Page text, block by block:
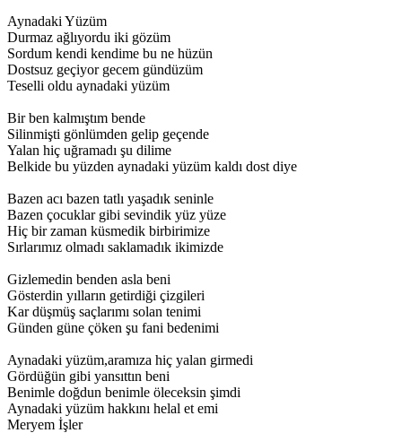
Aynadaki Yüzüm
Durmaz ağlıyordu iki gözüm
Sordum kendi kendime bu ne hüzün
Dostsuz geçiyor gecem gündüzüm
Teselli oldu aynadaki yüzüm
Bir ben kalmıştım bende
Silinmişti gönlümden gelip geçende
Yalan hiç uğramadı şu dilime
Belkide bu yüzden aynadaki yüzüm kaldı dost diye
Bazen acı bazen tatlı yaşadık seninle
Bazen çocuklar gibi sevindik yüz yüze
Hiç bir zaman küsmedik birbirimize
Sırlarımız olmadı saklamadık ikimizde
Gizlemedin benden asla beni
Gösterdin yılların getirdiği çizgileri
Kar düşmüş saçlarımı solan tenimi
Günden güne çöken şu fani bedenimi
Aynadaki yüzüm,aramıza hiç yalan girmedi
Gördüğün gibi yansıttın beni
Benimle doğdun benimle öleceksin şimdi
Aynadaki yüzüm hakkını helal et emi
Meryem İşler